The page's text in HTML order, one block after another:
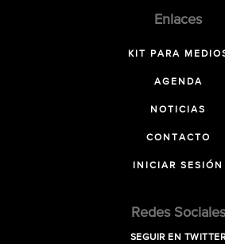
Enlaces
KIT PARA
AGENDA
NOTICIAS
CONTACTO
INICIAR SESIÓN
Redes Sociales
SEGUIR EN